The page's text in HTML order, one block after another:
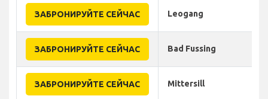
ЗАБРОНИРУЙТЕ СЕЙЧАС Leogang
ЗАБРОНИРУЙТЕ СЕЙЧАС Bad Fussing
ЗАБРОНИРУЙТЕ СЕЙЧАС Mittersill